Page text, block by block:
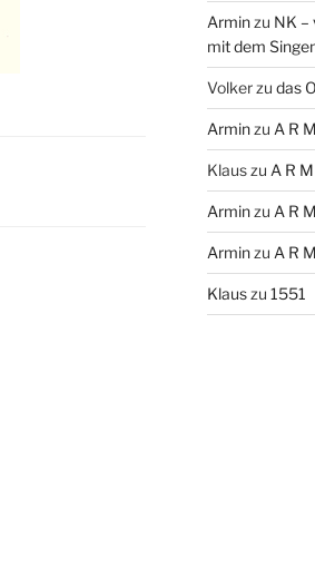
Arminzu NK –
mit dem
Volkerzu das
Arminzu A R
Klauszu A R
Arminzu A R
Arminzu A R
Klauszu 1551